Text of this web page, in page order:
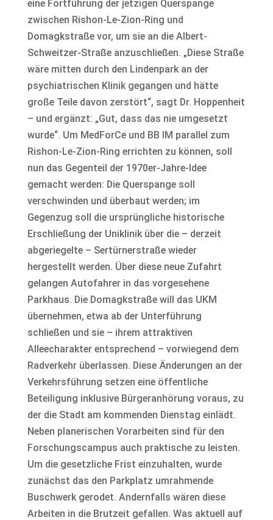
eine Fortführung der jetzigen Querspange
zwischen Rishon-Le-Zion-Ring und
Domagkstraße vor, um sie an die Albert-
Schweitzer-Straße anzuschließen. „Diese Straße
wäre mitten durch den Lindenpark an der
psychiatrischen Klinik gegangen und hätte
große Teile davon zerstört“, sagt Dr. Hoppenheit
– und ergänzt: „Gut, dass das nie umgesetzt
wurde“. Um MedForCe und BB IM parallel zum
Rishon-Le-Zion-Ring errichten zu können, soll
nun das Gegenteil der 1970er-Jahre-Idee
gemacht werden: Die Querspange soll
verschwinden und überbaut werden; im
Gegenzug soll die ursprüngliche historische
Erschließung der Uniklinik über die – derzeit
abgeriegelte – Sertürnerstraße wieder
hergestellt werden. Über diese neue Zufahrt
gelangen Autofahrer in das vorgesehene
Parkhaus. Die Domagkstraße will das UKM
übernehmen, etwa ab der Unterführung
schließen und sie – ihrem attraktiven
Alleecharakter entsprechend – vorwiegend dem
Radverkehr überlassen. Diese Änderungen an der
Verkehrsführung setzen eine öffentliche
Beteiligung inklusive Bürgeranhörung voraus, zu
der die Stadt am kommenden Dienstag einlädt.
Neben planerischen Vorarbeiten sind für den
Forschungscampus auch praktische zu leisten.
Um die gesetzliche Frist einzuhalten, wurde
zunächst das den Parkplatz umrahmende
Buschwerk gerodet. Andernfalls wären diese
Arbeiten in die Brutzeit gefallen. Was aktuell auf